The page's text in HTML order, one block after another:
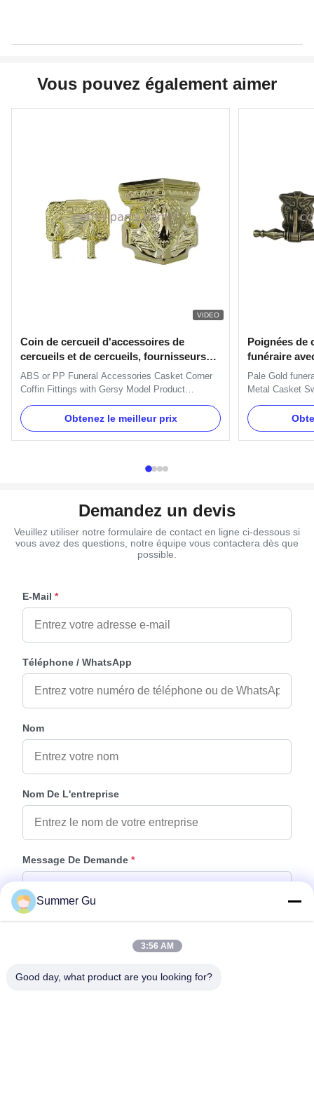
Vous pouvez également aimer
VIDEO
Coin de cercueil d'accessoires de
cercueils et de cercueils, fournisseurs
d'accessoires funèbres
ABS or PP Funeral Accessories Casket Corner
Coffin Fittings with Gersy Model Product
Description: This is Christ Model Corner. One
set: 4pcs big casket corners, 8 pcs small casket
corners, 2pcs 203cm long steel bars and 2pcs
66cmshort steel bars. 1. Item Name : TX-Model
Obtenez le meilleur prix
Poignées de
funéraire
H9023
Pale Gold
Metal Casket
Specification:
H9023 handle
decorate the
TX-Model
Demandez un devis
Veuillez utiliser notre formulaire de contact en ligne ci-dessous si
vous avez des questions, notre équipe vous contactera dès que
possible.
E-Mail *
Téléphone / WhatsApp
Nom
Nom De L'entreprise
Message De Demande *
Joindre Des Fichiers
Summer Gu
3:56 AM
Good day, what product are you looking for?